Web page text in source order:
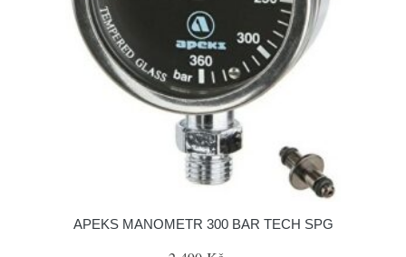
APEKS MANOMETR 300 BAR TECH SPG